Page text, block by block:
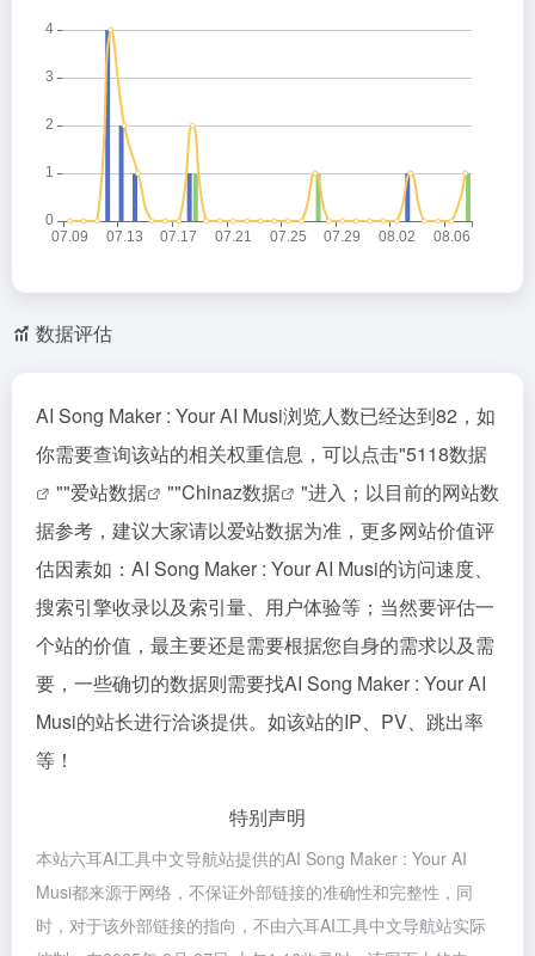
数据评估
AI Song Maker : Your AI Musi浏览人数已经达到82，如
你需要查询该站的相关权重信息，可以点击"5118数据
""爱站数据 ""Chinaz数据
"进入；以目前的网站数
据参考，建议大家请以爱站数据为准，更多网站价值评
估因素如：AI Song Maker : Your AI Musi的访问速度、
搜索引擎收录以及索引量、用户体验等；当然要评估一
个站的价值，最主要还是需要根据您自身的需求以及需
要，一些确切的数据则需要找AI Song Maker : Your AI
Musi的站长进行洽谈提供。如该站的IP、PV、跳出率
等！
特别声明
本站六耳AI工具中文导航站提供的AI Song Maker : Your AI
Musi都来源于网络，不保证外部链接的准确性和完整性，同
时，对于该外部链接的指向，不由六耳AI工具中文导航站实际